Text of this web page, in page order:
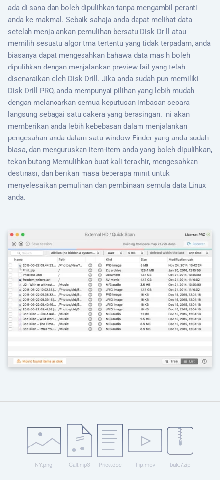
ada di sana dan boleh dipulihkan tanpa mengambil peranti
anda ke makmal. Sebaik sahaja anda dapat melihat data
setelah menjalankan pemulihan bersatu Disk Drill atau
memilih sesuatu algoritma tertentu yang tidak terpadam, anda
biasanya dapat mengesahkan bahawa data masih boleh
dipulihkan dengan menjalankan preview fail yang telah
disenaraikan oleh Disk Drill. Jika anda sudah pun memiliki
Disk Drill PRO, anda mempunyai pilihan yang lebih mudah
dengan melancarkan semua keputusan imbasan secara
langsung sebagai satu cakera yang berasingan. Ini akan
memberikan anda lebih kebebasan dalam menjalankan
pengesahan anda dalam satu window Finder yang anda sudah
biasa, dan menguruskan item-item anda yang boleh dipulihkan,
tekan butang Memulihkan buat kali terakhir, mengesahkan
destinasi, dan berikan masa beberapa minit untuk
menyelesaikan pemulihan dan pembinaan semula data Linux
anda.